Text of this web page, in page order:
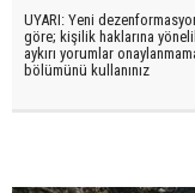
UYARI: Yeni
göre; kişilik haklarına
aykırı yorumlar
bölümünü kullanınız